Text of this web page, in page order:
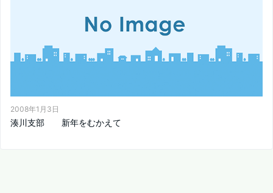
2008年1月3日
湊川支部 新年をむかえて